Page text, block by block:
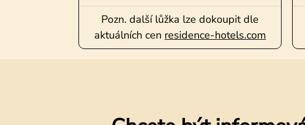
Pozn. další lůžka lze dokoupit dle
aktuálních cen residence-hotels.com